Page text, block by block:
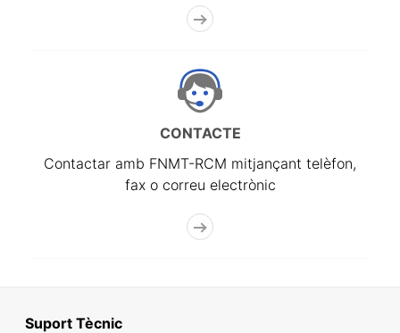
CONTACTE
Contactar amb FNMT-RCM mitjançant telèfon,
fax o correu electrònic
Suport Tècnic